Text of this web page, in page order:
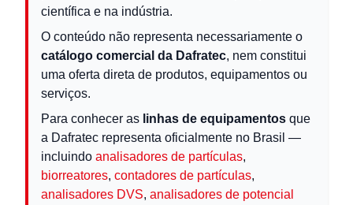
científica e na indústria.
O conteúdo não representa necessariamente o
catálogo comercial da Dafratec, nem constitui
uma oferta direta de produtos, equipamentos ou
serviços.
Para conhecer as linhas de equipamentos que
a Dafratec representa oficialmente no Brasil —
incluindo analisadores de partículas,
biorreatores, contadores de partículas,
analisadores DVS, analisadores de potencial